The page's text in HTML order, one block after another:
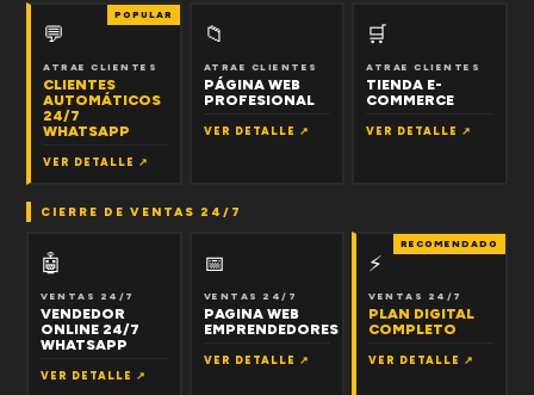
POPULAR
💬
ATRAE CLIENTES
CLIENTES
AUTOMÁTICOS
24/7
WHATSAPP
VER DETALLE ↗
📁
ATRAE CLIENTES
PÁGINA WEB
PROFESIONAL
VER DETALLE ↗
🛒
ATRAE CLIENTES
TIENDA E-
COMMERCE
VER DETALLE ↗
CIERRE DE VENTAS 24/7
🤖
VENTAS 24/7
VENDEDOR
ONLINE 24/7
WHATSAPP
VER DETALLE ↗
📅
VENTAS 24/7
PAGINA WEB
EMPRENDEDORES
VER DETALLE ↗
RECOMENDADO
⚡
VENTAS 24/7
PLAN DIGITAL
COMPLETO
VER DETALLE ↗